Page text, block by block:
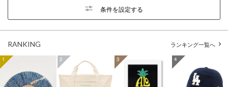
条件を設定する
RANKING ランキング一覧へ
1 2 3 4